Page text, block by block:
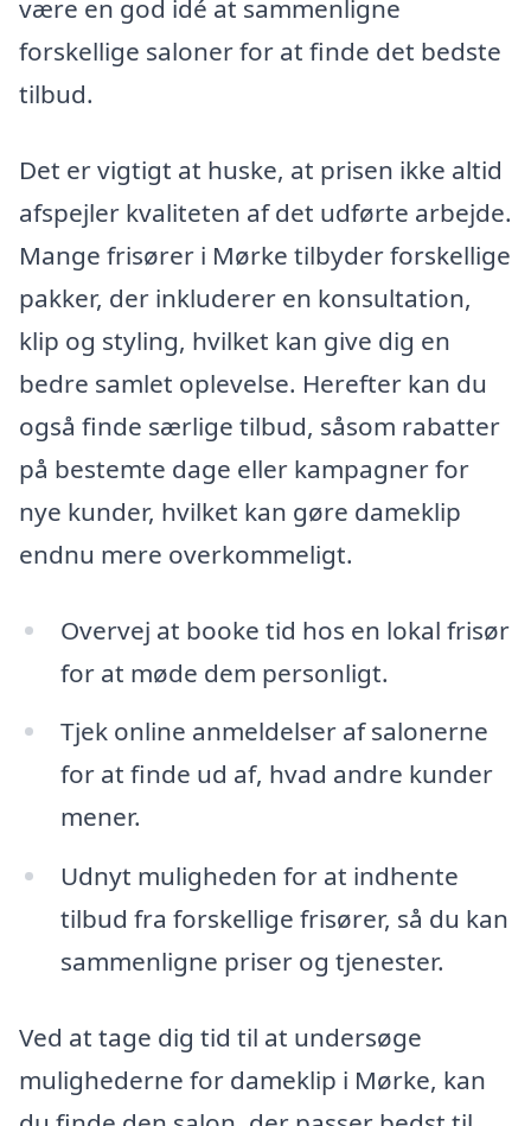
være en god idé at sammenligne
forskellige saloner for at finde det bedste
tilbud.
Det er vigtigt at huske, at prisen ikke altid
afspejler kvaliteten af det udførte arbejde.
Mange frisører i Mørke tilbyder forskellige
pakker, der inkluderer en konsultation,
klip og styling, hvilket kan give dig en
bedre samlet oplevelse. Herefter kan du
også finde særlige tilbud, såsom rabatter
på bestemte dage eller kampagner for
nye kunder, hvilket kan gøre dameklip
endnu mere overkommeligt.
Overvej at booke tid hos en lokal frisør
for at møde dem personligt.
Tjek online anmeldelser af salonerne
for at finde ud af, hvad andre kunder
mener.
Udnyt muligheden for at indhente
tilbud fra forskellige frisører, så du kan
sammenligne priser og tjenester.
Ved at tage dig tid til at undersøge
mulighederne for dameklip i Mørke, kan